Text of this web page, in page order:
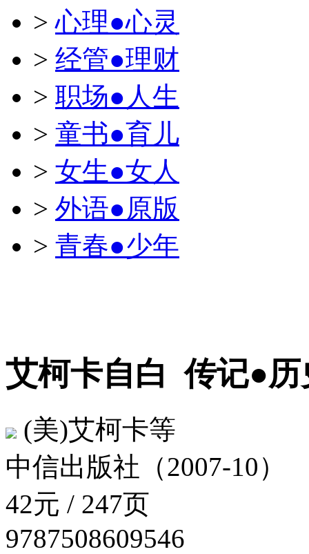
>心理●心灵
> 经管●理财
> 职场●人生
> 童书●育儿
> 女生●女人
> 外语●原版
> 青春●少年
艾柯卡自白传记●历
(美)艾柯卡等
中信出版社（2007-10）
42元 / 247页
9787508609546